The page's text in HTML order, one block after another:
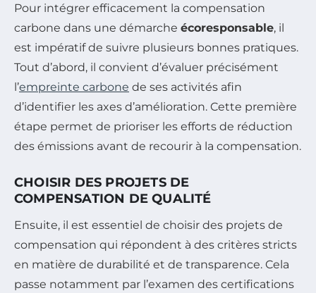
Pour intégrer efficacement la compensation
carbone dans une démarche écoresponsable, il
est impératif de suivre plusieurs bonnes pratiques.
Tout d’abord, il convient d’évaluer précisément
l’empreinte carbone de ses activités afin
d’identifier les axes d’amélioration. Cette première
étape permet de prioriser les efforts de réduction
des émissions avant de recourir à la compensation.
CHOISIR DES PROJETS DE
COMPENSATION DE QUALITÉ
Ensuite, il est essentiel de choisir des projets de
compensation qui répondent à des critères stricts
en matière de durabilité et de transparence. Cela
passe notamment par l’examen des certifications